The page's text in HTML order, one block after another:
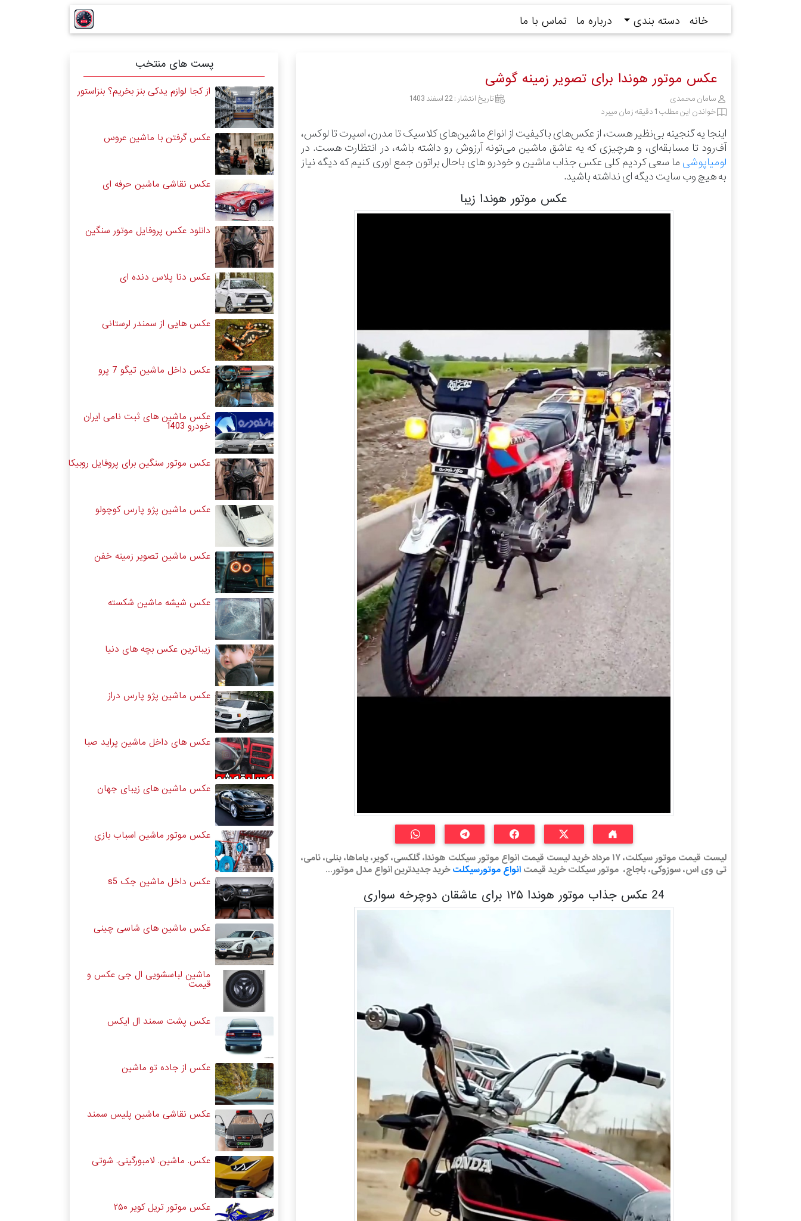
خانه دسته بندی درباره ما تماس با ما
عکس موتور هوندا برای تصویر زمینه گوشی
سامان محمدی تاریخ انتشار :22 اسفند 1403
خواندن این مطلب 1 دقیقه زمان میبرد
اینجا یه گنجینه بی‌نظیر هست، از عکس‌های باکیفیت از انواع ماشین‌های کلاسیک تا مدرن، اسپرت تا لوکس،
آف‌رود تا مسابقه‌ای، و هرچیزی که یه عاشق ماشین می‌تونه آرزوش رو داشته باشه، در انتظارت هست. در
لومیاپوشی ما سعی کردیم کلی عکس جذاب ماشین و خودرو های باحال براتون جمع اوری کنیم که دیگه نیاز
به هیچ وب سایت دیگه ای نداشته باشید.
عکس موتور هوندا زیبا
لیست قیمت موتور سیکلت، ۱۷ مرداد خرید لیست قیمت انواع موتور سیکلت هوندا، گلکسی، کویر، یاماها، بنلی، نامی،
تی وی اس، سوزوکی، باجاج، موتور سیکلت خرید قیمت انواع موتورسیکلتخرید جدیدترین انواع مدل موتور...
24 عکس جذاب موتور هوندا ۱۲۵ برای عاشقان دوچرخه سواری
پست های منتخب
از کجا لوازم یدکی بنز بخریم؟ بنزاستور
عکس گرفتن با ماشین عروس
عکس نقاشی ماشین حرفه ای
دانلود عکس پروفایل موتور سنگین
عکس دنا پلاس دنده ای
عکس هایی از سمندر لرستانی
عکس داخل ماشین تیگو 7 پرو
عکس ماشین های ثبت نامی ایران
خودرو 1403
عکس موتور سنگین برای پروفایل روبیکا
عکس ماشین پژو پارس کوچولو
عکس ماشین تصویر زمینه خفن
عکس شیشه ماشین شکسته
زیباترین عکس بچه های دنیا
عکس ماشین پژو پارس دراز
عکس های داخل ماشین پراید صبا
عکس ماشین های زیبای جهان
عکس موتور ماشین اسباب بازی
عکس داخل ماشین جک s5
عکس ماشین های شاسی چینی
ماشین لباسشویی ال جی عکس و
قیمت
عکس پشت سمند ال ایکس
عکس از جاده تو ماشین
عکس نقاشی ماشین پلیس سمند
عکس. ماشین. لامبورگینی. شوتی
عکس موتور تریل کویر ۲۵۰